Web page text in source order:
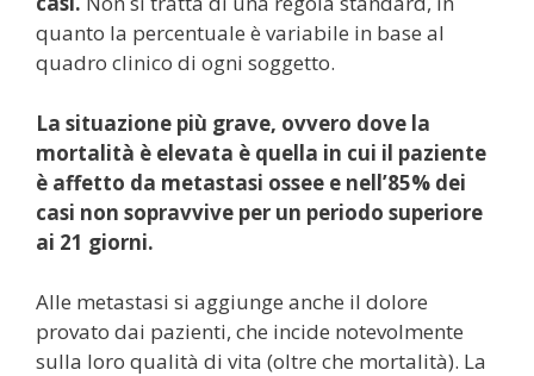
quanto la percentuale è variabile in base al
quadro clinico di ogni soggetto.
La situazione più grave, ovvero dove la
mortalità è elevata è quella in cui il paziente
è affetto da metastasi ossee e nell’85% dei
casi non sopravvive per un periodo superiore
ai 21 giorni.
Alle metastasi si aggiunge anche il dolore
provato dai pazienti, che incide notevolmente
sulla loro qualità di vita (oltre che mortalità). La